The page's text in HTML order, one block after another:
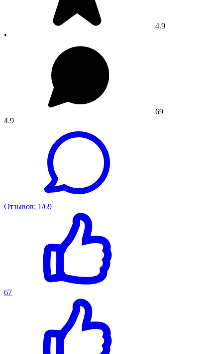
4.9
•
69
4.9
Отзывов: 1/69
67